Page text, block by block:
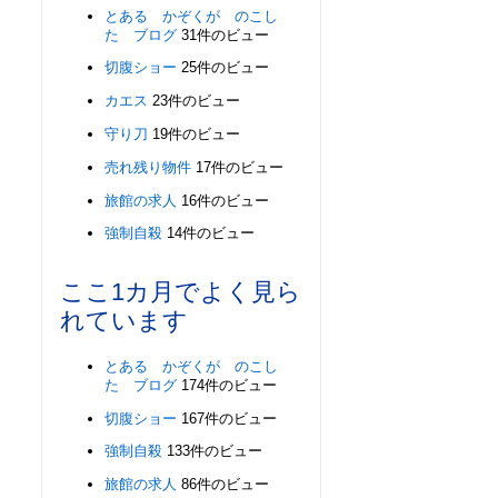
とある かぞくが のこし
た ブログ 31件のビュー
切腹ショー 25件のビュー
カエス 23件のビュー
守り刀 19件のビュー
売れ残り物件 17件のビュー
旅館の求人 16件のビュー
強制自殺 14件のビュー
ここ1カ月でよく見ら
れています
とある かぞくが のこし
た ブログ 174件のビュー
切腹ショー 167件のビュー
強制自殺 133件のビュー
旅館の求人 86件のビュー